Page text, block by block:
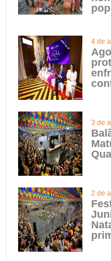
4 de
3 de
2 de